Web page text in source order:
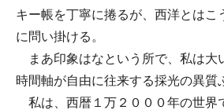
キー帳を丁寧に捲るが、西洋とはこ
に問い掛ける。
まあ印象はなという所で、私は大
時間軸が自由に往来する採光の異質
私は、西暦１万２０００年の世界